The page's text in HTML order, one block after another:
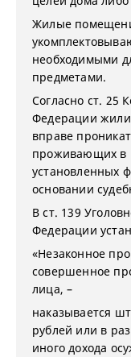
Жилые
необходимыми
предметами.
Согласно ст. 25
Федерации
вправе
проживающих в
установленных
основании
В ст. 139
Федерации
«Незаконное
совершенное
лица, –
наказывается
рублей или в
иного дохода